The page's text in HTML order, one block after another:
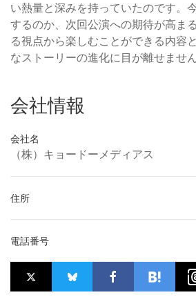
い熱量と深みを持っていたのです。
するのか、次回公演への期待が高ま
る視点から楽しむことができる内容
なストーリーの進化に目が離せません
会社情報
会社名
（株）キョードーメディアス
住所
電話番号